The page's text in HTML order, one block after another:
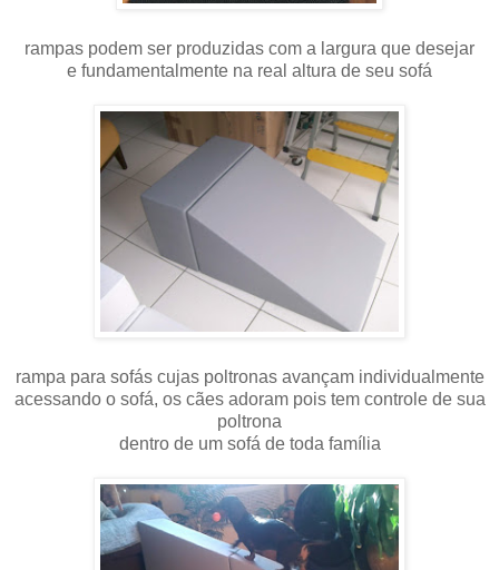
rampas podem ser produzidas com a largura que desejar
e fundamentalmente na real altura de seu sofá
rampa para sofás cujas poltronas avançam individualmente
acessando o sofá, os cães adoram pois tem controle de sua
poltrona
dentro de um sofá de toda família